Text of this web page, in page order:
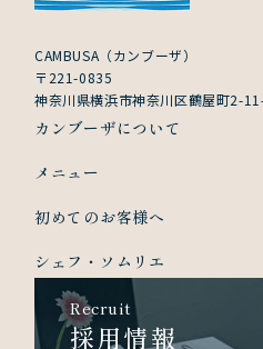
CAMBUSA（カンブーザ）
〒221-0835
神奈川県横浜市神奈川区鶴屋町2-
カンブーザについて
メニュー
初めてのお客様へ
シェフ・ソムリエ
Recruit
採用情報